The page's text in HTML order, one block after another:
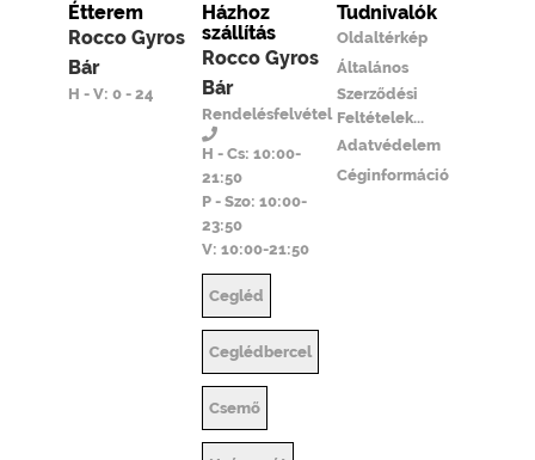
Étterem
Rocco Gyros
Bár
H - V: 0 - 24
Házhoz
szállítás
Rocco Gyros
Bár
Rendelésfelvétel
H - Cs: 10:00-
21:50
P - Szo: 10:00-
23:50
V: 10:00-21:50
Cegléd
Ceglédbercel
Csemő
Tudnivalók
Oldaltérkép
Általános
Szerződési
Feltételek...
Adatvédelem
Céginformáció